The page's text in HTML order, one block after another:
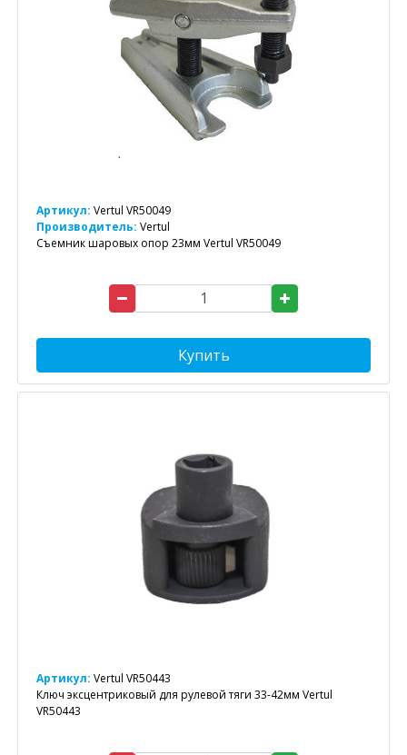
Артикул: Vertul VR50049
Производитель: Vertul
Съемник шаровых опор 23мм Vertul VR50049
Купить
Артикул: Vertul VR50443
Ключ эксцентриковый для рулевой тяги 33-42мм Vertul
VR50443